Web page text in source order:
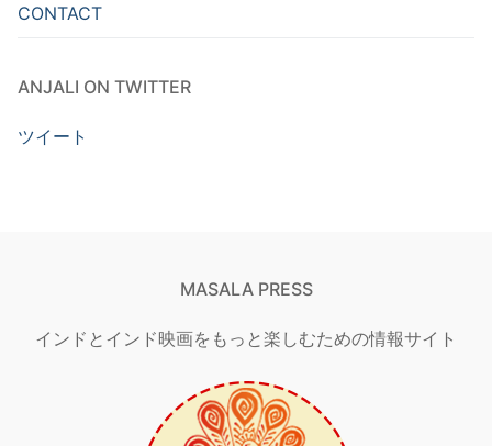
CONTACT
ANJALI ON TWITTER
ツイート
MASALA PRESS
インドとインド映画をもっと楽しむための情報サイト